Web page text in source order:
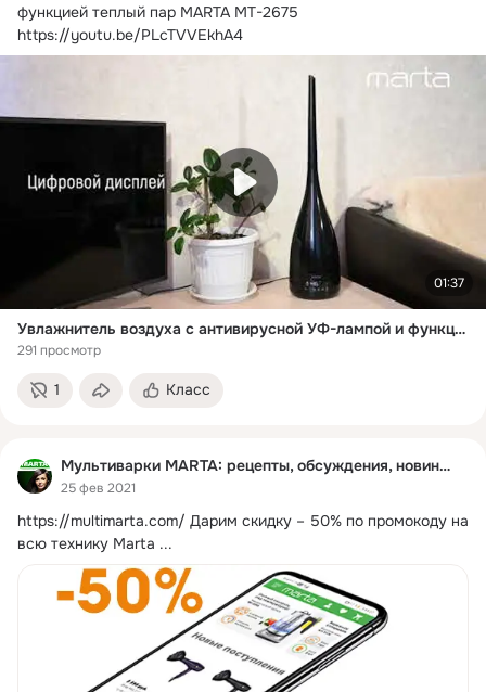
функцией теплый пар MARTA MT-2675
https://youtu.be/PLcTVVEkhA4
01:37
Увлажнитель воздуха с антивирусной УФ-лампой и функцией теплый пар MARTA MT-2675
291 просмотр
1 Класс
Мультиварки MARTA: рецепты, обсуждения, новинки
25 фев 2021
https://multimarta.com/ Дарим скидку – 50% по промокоду на
всю технику Marta ...